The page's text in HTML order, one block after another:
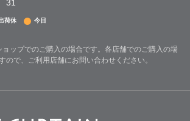
31
荷休 今日
ップでのご購入の場合です。各店舗でのご購入の場
ので、ご利用店舗にお問い合わせください。